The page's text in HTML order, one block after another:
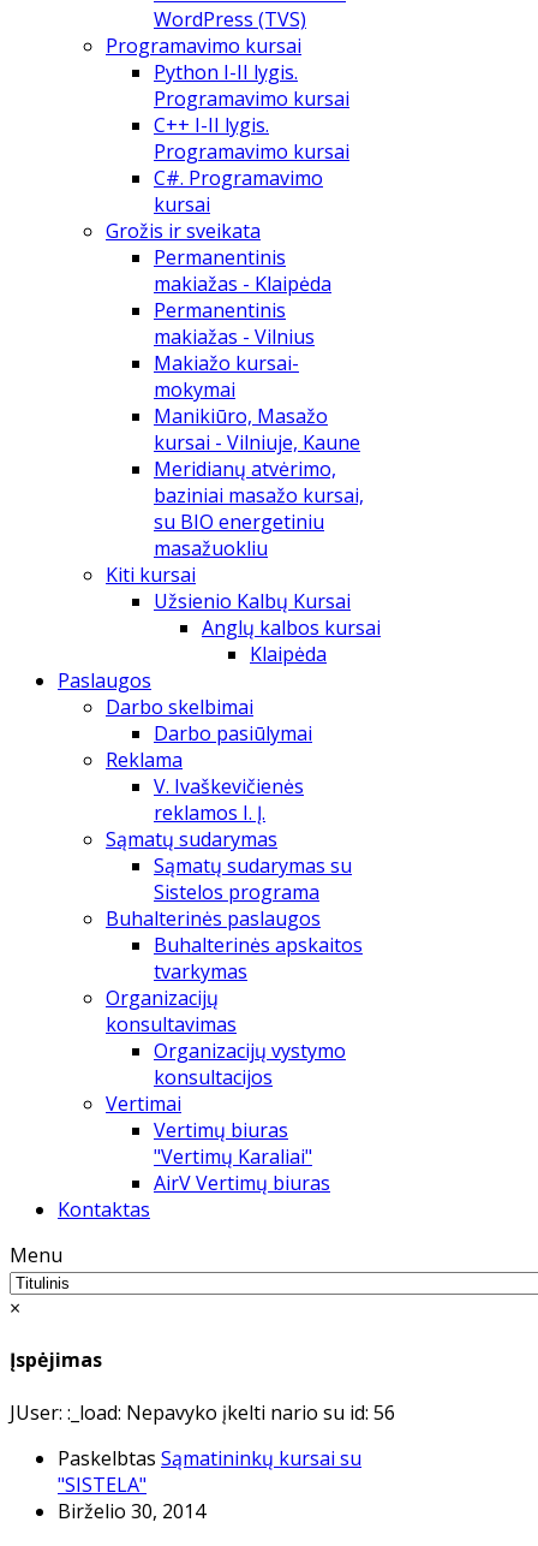
WordPress (TVS)
Programavimo kursai
Python I-II lygis.
Programavimo kursai
C++ I-II lygis.
Programavimo kursai
C#. Programavimo
kursai
Grožis ir sveikata
Permanentinis
makiažas - Klaipėda
Permanentinis
makiažas - Vilnius
Makiažo kursai-
mokymai
Manikiūro, Masažo
kursai - Vilniuje, Kaune
Meridianų atvėrimo,
baziniai masažo kursai,
su BIO energetiniu
masažuokliu
Kiti kursai
Užsienio Kalbų Kursai
Anglų kalbos kursai
Klaipėda
Paslaugos
Darbo skelbimai
Darbo pasiūlymai
Reklama
V. Ivaškevičienės
reklamos I. Į.
Sąmatų sudarymas
Sąmatų sudarymas su
Sistelos programa
Buhalterinės paslaugos
Buhalterinės apskaitos
tvarkymas
Organizacijų
konsultavimas
Organizacijų vystymo
konsultacijos
Vertimai
Vertimų biuras
"Vertimų Karaliai"
AirV Vertimų biuras
Kontaktas
Menu
×
Įspėjimas
JUser: :_load: Nepavyko įkelti nario su id: 56
Paskelbtas Sąmatininkų kursai su
"SISTELA"
Birželio 30, 2014